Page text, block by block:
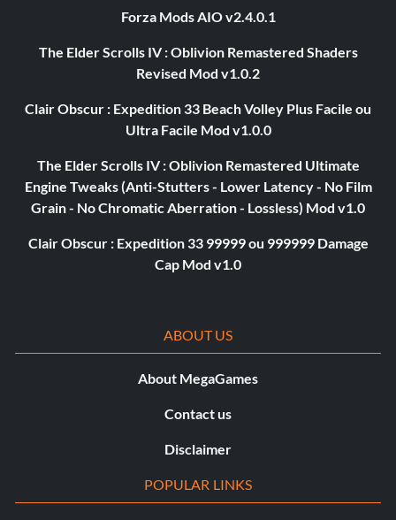
Forza Mods AIO v2.4.0.1
The Elder Scrolls IV : Oblivion Remastered Shaders
Revised Mod v1.0.2
Clair Obscur : Expedition 33 Beach Volley Plus Facile ou
Ultra Facile Mod v1.0.0
The Elder Scrolls IV : Oblivion Remastered Ultimate
Engine Tweaks (Anti-Stutters - Lower Latency - No Film
Grain - No Chromatic Aberration - Lossless) Mod v1.0
Clair Obscur : Expedition 33 99999 ou 999999 Damage
Cap Mod v1.0
ABOUT US
About MegaGames
Contact us
Disclaimer
POPULAR LINKS